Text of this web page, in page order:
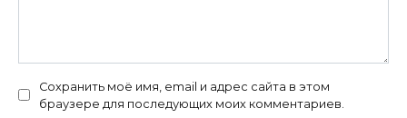
Сохранить моё имя, email и адрес сайта в этом
браузере для последующих моих комментариев.